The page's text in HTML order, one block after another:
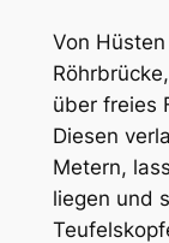
Von
über freies
Diesen
Metern,
liegen und